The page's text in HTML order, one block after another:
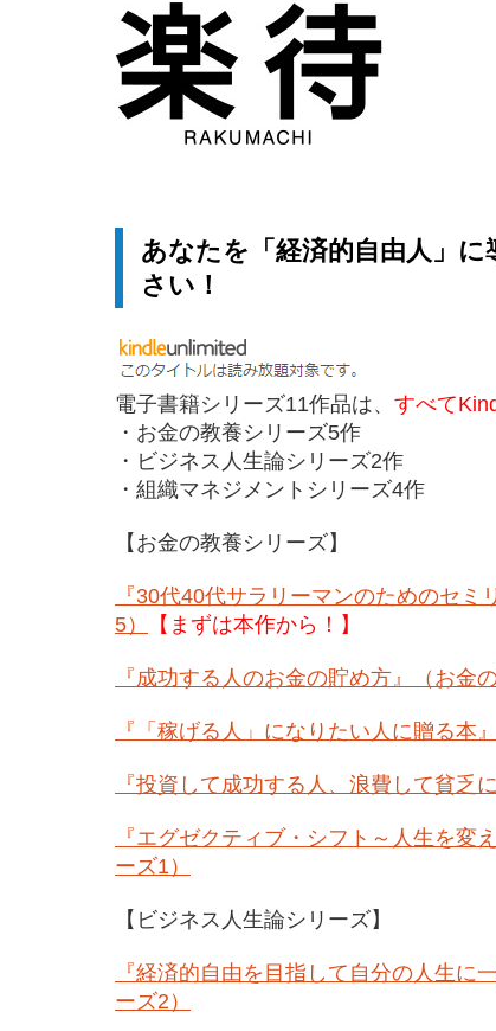
あなたを「経済的自由人」
さい！
電子書籍シリーズ11作品は、 すべて
・お金の教養シリーズ5作
・ビジネス人生論シリーズ2作
・組織マネジメントシリーズ4作
【お金の教養シリーズ】
『30代40代サラリーマンのためのセ
5）
【まずは本作から！】
『成功する人のお金の貯め方』（お金
『「稼げる人」になりたい人に贈る本
『投資して成功する人、浪費して貧乏
『エグゼクティブ・シフト～人生を変
ーズ1）
【ビジネス人生論シリーズ】
『経済的自由を目指して自分の人生に
ーズ2）